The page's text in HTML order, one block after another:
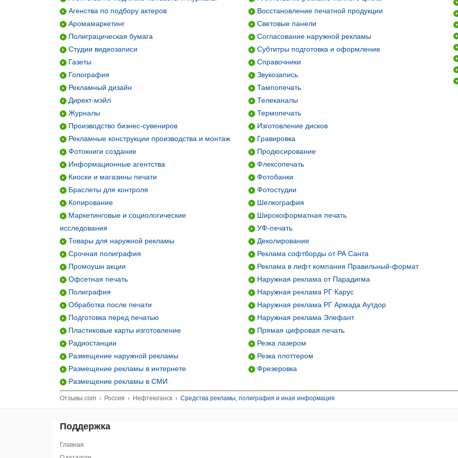
Агенства по подбору актеров
Аромамаркетинг
Полиграцическая бумага
Студии видеозаписи
Газеты
Голография
Рекламный дизайн
Директ-мэйл
Журналы
Производство бизнес-сувениров
Рекламные конструкции производства и монтаж
Фотокниги создание
Информационные агентства
Киоски и магазины печати
Браслеты для контроля
Копирование
Маркетинговые и социологические
исследования
Товары для наружной рекламы
Срочная полиграфия
Промоушн акции
Офсетная печать
Полиграфия
Обработка после печати
Подготовка перед печатью
Пластиковые карты изготовление
Радиостанции
Размещение наружной рекламы
Размещение рекламы в интернете
Размещение рекламы в СМИ
Восстановление печатной продукции
Световые панели
Согласование наружной рекламы
Субтитры подготовка и оформление
Справочники
Звукозапись
Тампопечать
Телеканалы
Термопечать
Изготовление дисков
Гравировка
Продюсирование
Флексопечать
Фотобанки
Фотостудии
Шелкография
Широкоформатная печать
УФ-печать
Деколирование
Реклама софтборды от РА Санта
Реклама в лифт компания Правильный-формат
Наружная реклама от Парадигма
Наружная реклама РГ Карус
Наружная реклама РГ Армада Аутдор
Наружная реклама Элефант
Прямая цифровая печать
Резка лазером
Резка плоттером
Фрезеровка
Отзывы.com › Россия › Нефтеюганск › Средства рекламы, полиграфия и иная информация
Поддержка
Главная